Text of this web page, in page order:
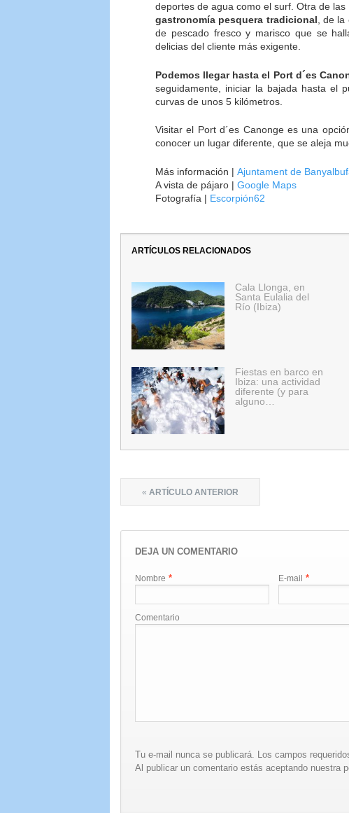
deportes de agua como el surf. Otra de
gastronomía pesquera tradicional, de la
de pescado fresco y marisco que se
delicias del cliente más exigente.
Podemos llegar hasta el Port d´es
seguidamente, iniciar la bajada hasta el
curvas de unos 5 kilómetros.
Visitar el Port d´es Canonge es una
conocer un lugar diferente, que se aleja
Más información | Ajuntament de
A vista de pájaro | Google Maps
Fotografía | Escorpión62
ARTÍCULOS RELACIONADOS
Cala Llonga, en
Santa Eulalia del
Río (Ibiza)
Fiestas en barco en
Ibiza: una actividad
diferente (y para
alguno…
« ARTÍCULO ANTERIOR
DEJA UN COMENTARIO
Nombre * E-mail *
Comentario
Tu e-mail nunca se publicará. Los campos
Al publicar un comentario estás aceptando nuestra